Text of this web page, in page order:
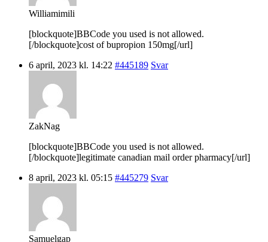
Williamimili
[blockquote]BBCode you used is not allowed.
[/blockquote]cost of bupropion 150mg[/url]
6 april, 2023 kl. 14:22 #445189 Svar
ZakNag
[blockquote]BBCode you used is not allowed.
[/blockquote]legitimate canadian mail order pharmacy[/url]
8 april, 2023 kl. 05:15 #445279 Svar
Samuelgap